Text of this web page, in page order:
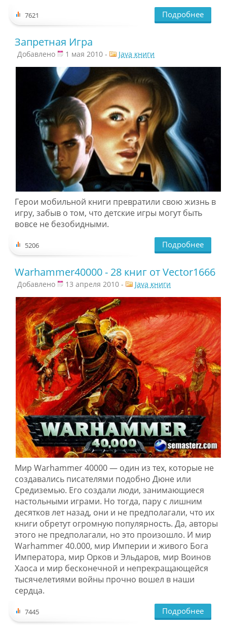
7621 Подробнее
Запретная Игра
Добавлено 1 мая 2010 - Java книги
Герои мобильной книги превратили свою жизнь в
игру, забыв о том, что детские игры могут быть
вовсе не безобидными.
5206 Подробнее
Warhammer40000 - 28 книг от Vector1666
Добавлено 13 апреля 2010 - Java книги
Мир Warhammer 40000 — один из тех, которые не
создавались писателями подобно Дюне или
Средиземью. Его создали люди, занимающиеся
настольными играми. Но тогда, пару с лишним
десятков лет назад, они и не предполагали, что их
книги обретут огромную популярность. Да, авторы
этого не предполагали, но это произошло. И мир
Warhammer 40.000, мир Империи и живого Бога
Императора, мир Орков и Эльдаров, мир Воинов
Хаоса и мир бесконечной и непрекращающейся
тысячелетиями войны прочно вошел в наши
сердца.
7445 Подробнее